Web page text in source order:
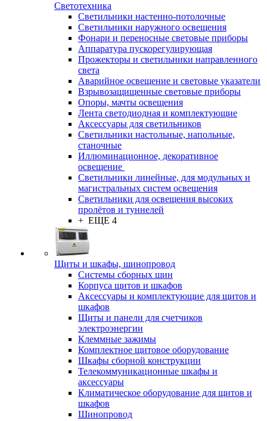
Светотехника
Светильники настенно-потолочные
Светильники наружного освещения
Фонари и переносные световые приборы
Аппаратура пускорегулирующая
Прожекторы и светильники направленного
света
Аварийное освещение и световые указатели
Взрывозащищенные световые приборы
Опоры, мачты освещения
Лента светодиодная и комплектующие
Аксессуары для светильников
Светильники настольные, напольные,
станочные
Иллюминационное, декоративное
освещение
Светильники линейные, для модульных и
магистральных систем освещения
Светильники для освещения высоких
пролётов и туннелей
+ ЕЩЕ 4
Щиты и шкафы, шинопровод
Системы сборных шин
Корпуса щитов и шкафов
Аксессуары и комплектующие для щитов и
шкафов
Щиты и панели для счетчиков
электроэнергии
Клеммные зажимы
Комплектное щитовое оборудование
Шкафы сборной конструкции
Телекоммуникационные шкафы и
аксессуары
Климатическое оборудование для щитов и
шкафов
Шинопровод